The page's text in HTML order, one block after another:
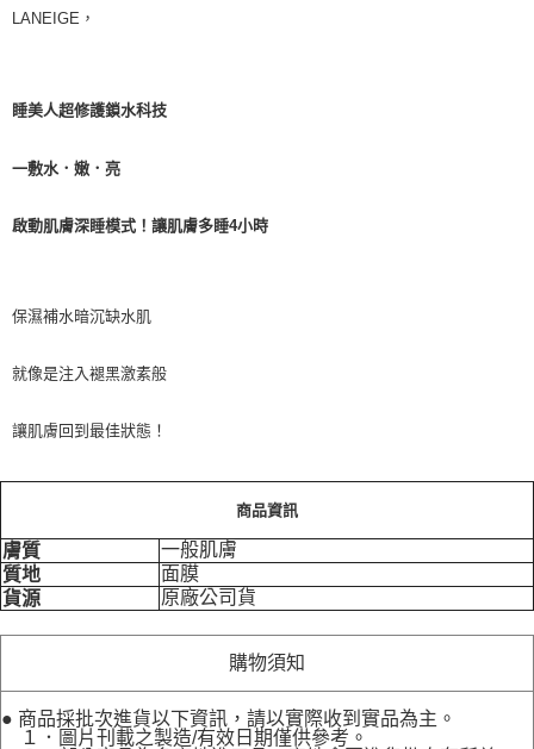
LANEIGE，
睡美人超修護鎖水科技
一敷水．嫩．亮
啟動肌膚深睡模式！讓肌膚多睡4小時
保濕補水暗沉缺水肌
就像是注入褪黑激素般
讓肌膚回到最佳狀態！
商品資訊
膚質
一般肌膚
質地
面膜
貨源
原廠公司貨
購物須知
● 商品採批次進貨以下資訊，請以實際收到實品為主。
１．圖片刊載之製造/有效日期僅供參考。